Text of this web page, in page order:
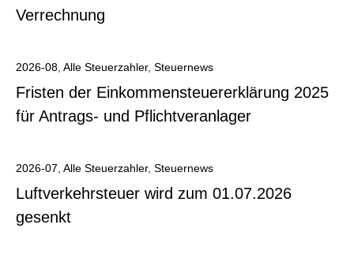
Verrechnung
2026-08 Alle Steuerzahler, Steuernews
Fristen der Einkommensteuererklärung 2025
für Antrags- und Pflichtveranlager
2026-07 Alle Steuerzahler, Steuernews
Luftverkehrsteuer wird zum 01.07.2026
gesenkt